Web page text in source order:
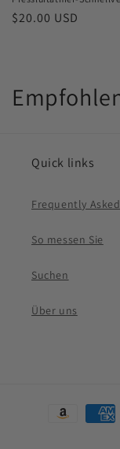
Normaler
$20.00 USD
K
Quick links
Frequently
So messen Sie
Suchen
Über uns